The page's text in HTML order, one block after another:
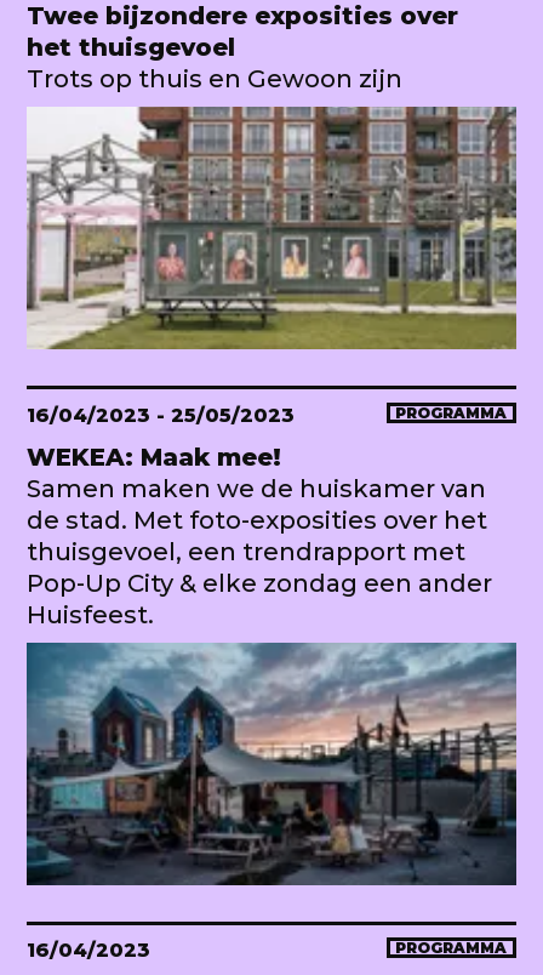
Twee bijzondere exposities over
het thuisgevoel
Trots op thuis en Gewoon zijn
16/04/2023 - 25/05/2023 PROGRAMMA
WEKEA: Maak mee!
Samen maken we de huiskamer van
de stad. Met foto-exposities over het
thuisgevoel, een trendrapport met
Pop-Up City & elke zondag een ander
Huisfeest.
16/04/2023 PROGRAMMA